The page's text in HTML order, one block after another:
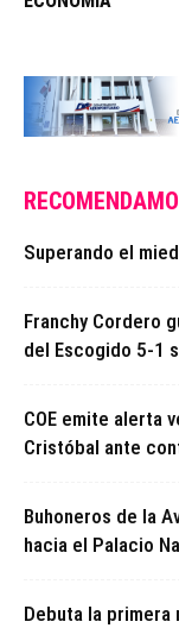
Superando el
Franchy Cordero
del Escogido 5-1
COE emite alerta
Cristóbal ante
Buhoneros de la
hacia el Palacio
Debuta la